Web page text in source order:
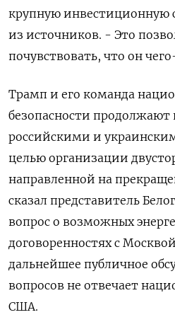
крупную инвестиционную
из источников. - Это
почувствовать, что он
Трамп и его команда
безопасности продолжают
российскими и
целью организации
направленной на
сказал представитель
вопрос о возможных
договоренностях с
дальнейшее публичное
вопросов не отвечает
США.